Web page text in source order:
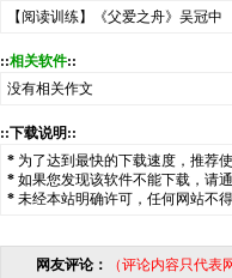
【阅读训练】《父爱之舟》吴冠中
::相关软件::
没有相关作文
::下载说明::
* 为了达到最快的下载速度，推荐
* 如果您发现该软件不能下载，请
* 未经本站明确许可，任何网站不
网友评论： （评论内容只代